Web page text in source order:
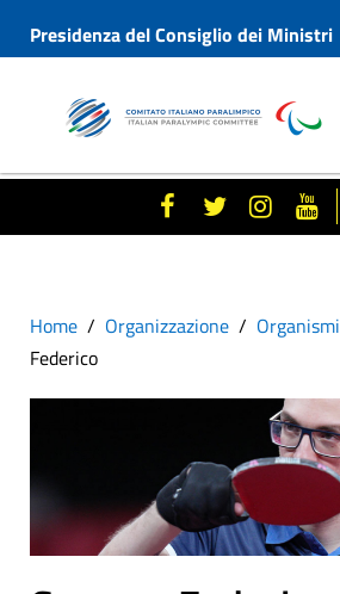
Presidenza del Consiglio dei Ministri
Home Organizzazione
Federico